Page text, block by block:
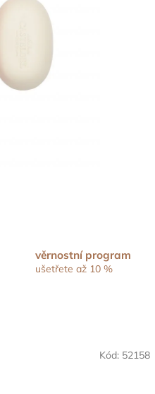
věrnostní program
ušetřete až 10 %
Kód: 52158